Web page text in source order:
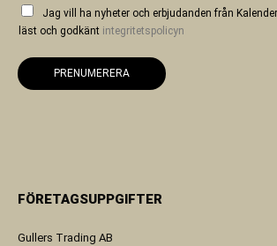
Jag vill ha nyheter och erbjudanden från
läst och godkänt integritetspolicyn
PRENUMERERA
FÖRETAGSUPPGIFTER
Gullers Trading AB